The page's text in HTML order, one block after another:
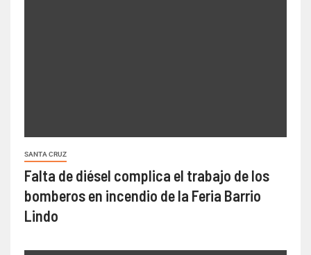
SANTA CRUZ
Falta de diésel complica el trabajo de los
bomberos en incendio de la Feria Barrio
Lindo